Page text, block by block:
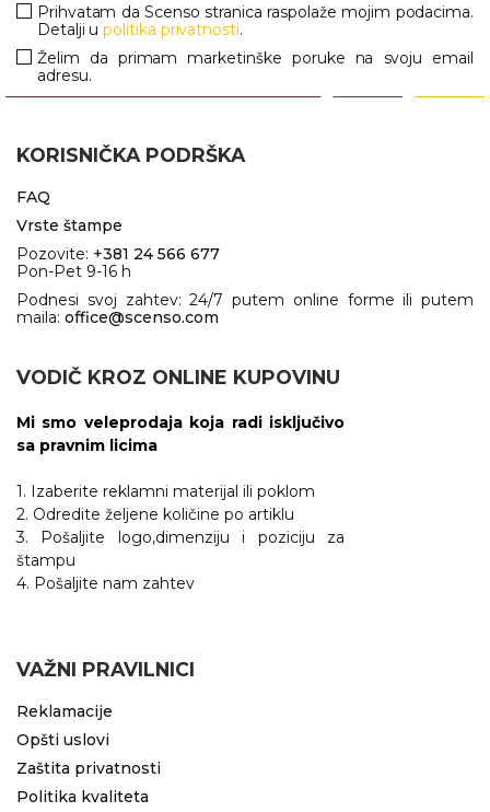
Prihvatam da Scenso stranica raspolaže mojim podacima.
Detalji upolitika privatnosti.
Želim da primam marketinške poruke na svoju email
adresu.
KORISNIČKA PODRŠKA
FAQ
Vrste štampe
Pozovite: +381 24 566 677
Pon-Pet 9-16 h
Podnesi svoj zahtev: 24/7 putem online forme ili putem
maila: office@scenso.com
VODIČ KROZ ONLINE KUPOVINU
Mi smo veleprodaja koja radi isključivo
sa pravnim licima
1. Izaberite reklamni materijal ili poklom
2. Odredite željene količine po artiklu
3. Pošaljite logo,dimenziju i poziciju za
štampu
4. Pošaljite nam zahtev
VAŽNI PRAVILNICI
Reklamacije
Opšti uslovi
Zaštita privatnosti
Politika kvaliteta